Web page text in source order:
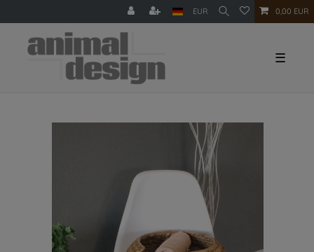
EUR 0,00 EUR
☰